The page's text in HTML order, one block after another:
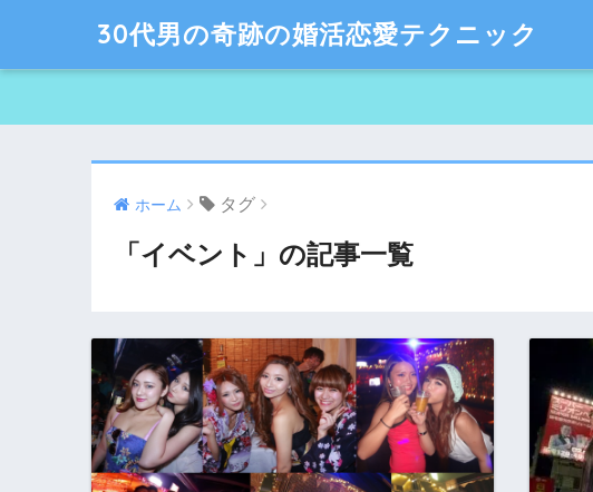
30代男の奇跡の婚活恋愛テクニック
ホーム タグ
「イベント」の記事一覧